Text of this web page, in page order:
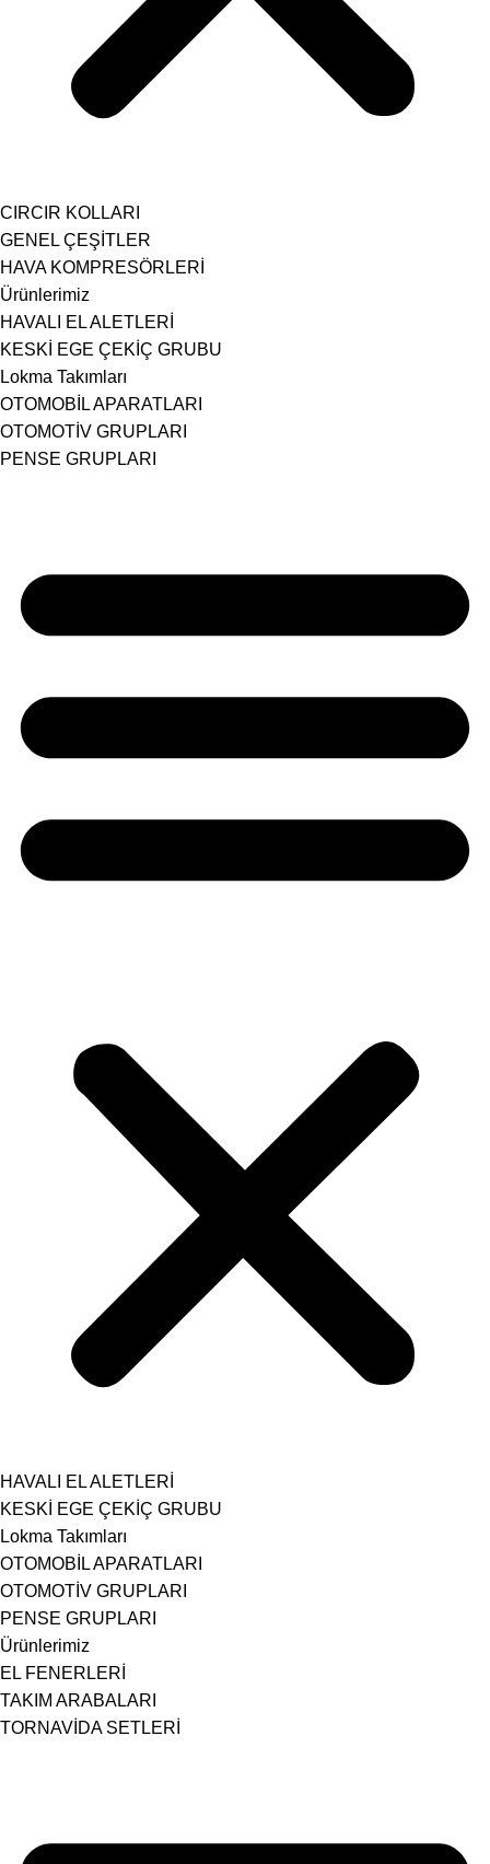
CIRCIR KOLLARI
GENEL ÇEŞİTLER
HAVA KOMPRESÖRLERİ
Ürünlerimiz
HAVALI EL ALETLERİ
KESKİ EGE ÇEKİÇ GRUBU
Lokma Takımları
OTOMOBİL APARATLARI
OTOMOTİV GRUPLARI
PENSE GRUPLARI
HAVALI EL ALETLERİ
KESKİ EGE ÇEKİÇ GRUBU
Lokma Takımları
OTOMOBİL APARATLARI
OTOMOTİV GRUPLARI
PENSE GRUPLARI
Ürünlerimiz
EL FENERLERİ
TAKIM ARABALARI
TORNAVİDA SETLERİ